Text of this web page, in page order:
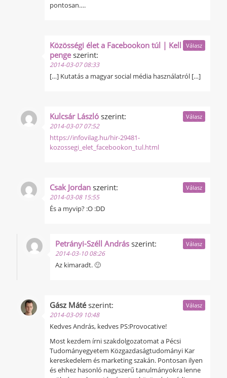
pontosan….
Közösségi élet a Facebookon túl | Kell egy
penge szerint:
2014-03-07 08:33
[…] Kutatás a magyar social média használatról […]
Válasz
Kulcsár László szerint:
2014-03-07 07:52
https://infovilag.hu/hir-29481-
kozossegi_elet_facebookon_tul.html
Válasz
Csak Jordan szerint:
2014-03-08 15:55
És a myvip? :O :DD
Válasz
Petrányi-Széll András szerint:
2014-03-10 08:26
Az kimaradt. 🙂
Válasz
Gász Máté szerint:
2014-03-09 10:48
Kedves András, kedves PS:Provocative!
Most kezdem írni szakdolgozatomat a Pécsi
Tudományegyetem Közgazdaságtudományi Kar
kereskedelem és marketing szakán. Pontosan ilyen
és ehhez hasonló nagyszerű tanulmányokra lenne
Válasz